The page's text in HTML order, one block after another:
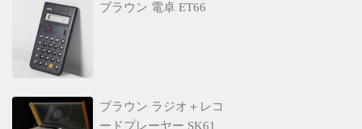
ブラウン 電卓 ET66
ブラウン ラジオ＋レコ
ードプレーヤー SK61